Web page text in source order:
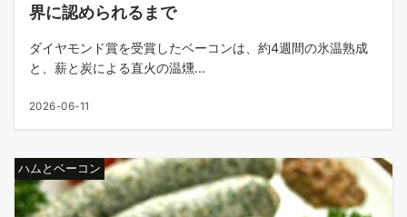
界に認められるまで
ダイヤモンド賞を受賞したベーコンは、約4週間の氷温熟成
と、薪と炭による直火の温燻...
2026-06-11
ハムとベーコン